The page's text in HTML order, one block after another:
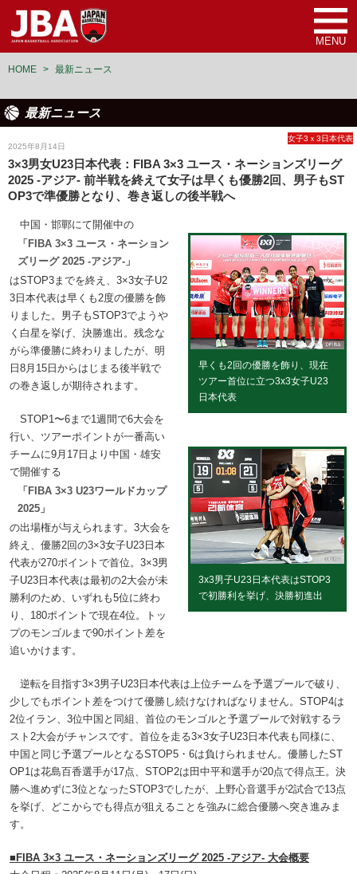
MENU
HOME > 最新ニュース
最新ニュース
2025年8月14日
女子3ｘ3日本代表
3×3男女U23日本代表：FIBA 3×3 ユース・ネーションズリーグ
2025 -アジア- 前半戦を終えて女子は早くも優勝2回、男子もST
OP3で準優勝となり、巻き返しの後半戦へ
早くも2回の優勝を飾り、現在
ツアー首位に立つ3x3女子U23
日本代表
3x3男子U23日本代表はSTOP3
で初勝利を挙げ、決勝初進出
中国・邯鄲にて開催中の
「FIBA 3×3 ユース・ネーション
ズリーグ 2025 -アジア-」
はSTOP3までを終え、3×3女子U2
3日本代表は早くも2度の優勝を飾
りました。男子もSTOP3でようや
く白星を挙げ、決勝進出。残念な
がら準優勝に終わりましたが、明
日8月15日からはじまる後半戦で
の巻き返しが期待されます。
STOP1〜6まで1週間で6大会を
行い、ツアーポイントが一番高い
チームに9月17日より中国・雄安
で開催する
「FIBA 3×3 U23ワールドカップ
2025」
の出場権が与えられます。3大会を
終え、優勝2回の3×3女子U23日本
代表が270ポイントで首位。3×3男
子U23日本代表は最初の2大会が未
勝利のため、いずれも5位に終わ
り、180ポイントで現在4位。トッ
プのモンゴルまで90ポイント差を
追いかけます。
逆転を目指す3×3男子U23日本代表は上位チームを予選プールで破り、
少しでもポイント差をつけて優勝し続けなければなりません。STOP4は
2位イラン、3位中国と同組、首位のモンゴルと予選プールで対戦するラ
スト2大会がチャンスです。首位を走る3×3女子U23日本代表も同様に、
中国と同じ予選プールとなるSTOP5・6は負けられません。優勝したST
OP1は花島百香選手が17点、STOP2は田中平和選手が20点で得点王。決
勝へ進めずに3位となったSTOP3でしたが、上野心音選手が2試合で13点
を挙げ、どこからでも得点が狙えることを強みに総合優勝へ突き進みま
す。
■FIBA 3×3 ユース・ネーションズリーグ 2025 -アジア- 大会概要